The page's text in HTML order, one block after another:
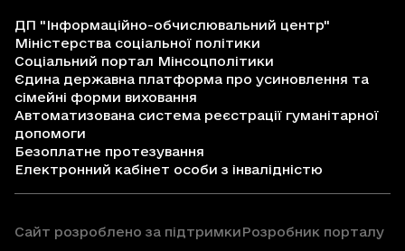
ДП "Інформаційно-обчислювальний центр"
Міністерства соціальної політики
Соціальний портал Мінсоцполітики
Єдина державна платформа про усиновлення та
сімейні форми виховання
Автоматизована система реєстрації гуманітарної
допомоги
Безоплатне протезування
Електронний кабінет особи з інвалідністю
Сайт розроблено за підтримкиРозробник порталу